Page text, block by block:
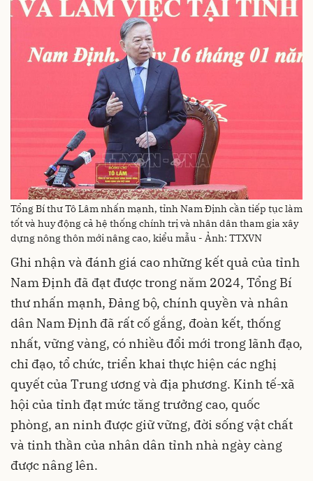
Tổng Bí thư Tô Lâm nhấn mạnh, tỉnh Nam Định cần tiếp tục làm
tốt và huy động cả hệ thống chính trị và nhân dân tham gia xây
dựng nông thôn mới nâng cao, kiểu mẫu - Ảnh: TTXVN
Ghi nhận và đánh giá cao những kết quả của tỉnh
Nam Định đã đạt được trong năm 2024, Tổng Bí
thư nhấn mạnh, Đảng bộ, chính quyền và nhân
dân Nam Định đã rất cố gắng, đoàn kết, thống
nhất, vững vàng, có nhiều đổi mới trong lãnh đạo,
chỉ đạo, tổ chức, triển khai thực hiện các nghị
quyết của Trung ương và địa phương. Kinh tế-xã
hội của tỉnh đạt mức tăng trưởng cao, quốc
phòng, an ninh được giữ vững, đời sống vật chất
và tinh thần của nhân dân tỉnh nhà ngày càng
được nâng lên.